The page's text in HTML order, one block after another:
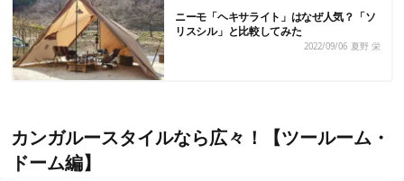
ニーモ「ヘキサライト」はなぜ人気？「ソ
リスシル」と比較してみた
2022/09/06 夏野 栄
カンガルースタイルなら広々！【ツールーム・
ドーム編】